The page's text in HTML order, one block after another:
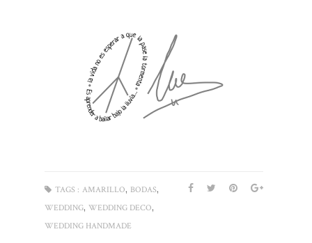
TAGS : AMARILLO, BODAS,
WEDDING, WEDDING DECO,
WEDDING HANDMADE